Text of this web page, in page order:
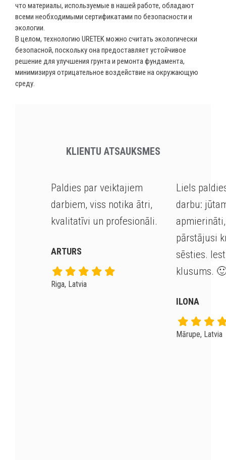
что материалы, используемые в нашей работе, обладают
всеми необходимыми сертификатами по безопасности и
экологии.
В целом, технологию URETEK можно считать экологически
безопасной, поскольку она предоставляет устойчивое
решение для улучшения грунта и ремонта фундамента,
минимизируя отрицательное воздействие на окружающую
среду.
KLIENTU ATSAUKSMES
Paldies par veiktajiem
darbiem, viss notika ātri,
kvalitatīvi un profesionāli.
ARTURS
Riga, Latvia
Liels
darbu:
pārstājusi
sēsties.
klusums.
ILONA
Mārupe, Latvia